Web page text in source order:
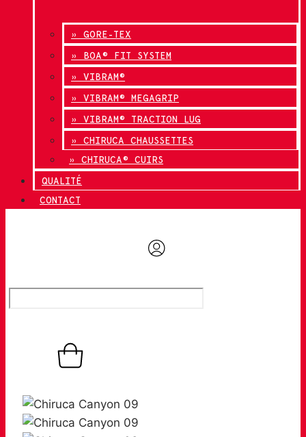
» GORE-TEX
» BOA® FIT SYSTEM
» VIBRAM®
» VIBRAM® MEGAGRIP
» VIBRAM® TRACTION LUG
» CHIRUCA CHAUSSETTES
» CHIRUCA® CUIRS
QUALITÉ
CONTACT